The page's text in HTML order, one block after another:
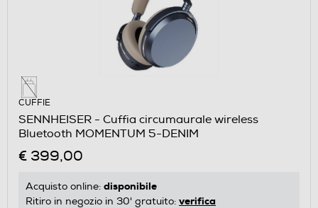
CUFFIE
SENNHEISER - Cuffia circumaurale wireless
Bluetooth MOMENTUM 5-DENIM
€ 399,00
Acquisto online: disponibile
Ritiro in negozio in 30' gratuito: verifica